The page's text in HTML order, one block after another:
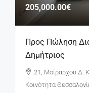
205,000.00€
Προς Πώληση
Δημήτριος
21, Μοίραρχου Δ.
Κοινότητα